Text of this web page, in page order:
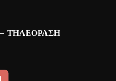
ΤΗΛΕΌΡΑΣΗ